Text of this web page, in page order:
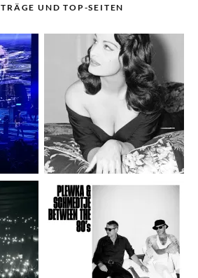
UND TOP-SEITEN